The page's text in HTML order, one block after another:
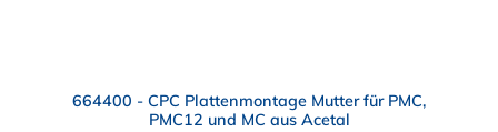
664400 - CPC Plattenmontage Mutter für PMC,
PMC12 und MC aus Acetal